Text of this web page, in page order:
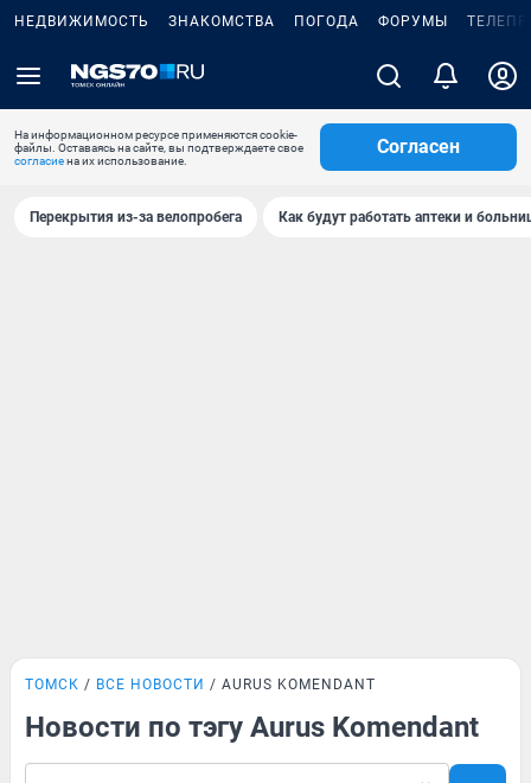
НЕДВИЖИМОСТЬ ЗНАКОМСТВА ПОГОДА ФОРУМЫ
На информационном ресурсе применяются cookie-
файлы. Оставаясь на сайте, вы подтверждаете свое
согласиена их использование.
Согласен
Перекрытия из-за велопробега Как будут работать аптеки и
ТОМСК ВСЕ НОВОСТИ AURUS KOMENDANT
Новости по тэгу Aurus Komendant